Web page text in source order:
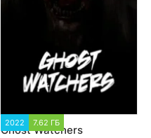
2022 7.62 ГБ
Ghost Watchers